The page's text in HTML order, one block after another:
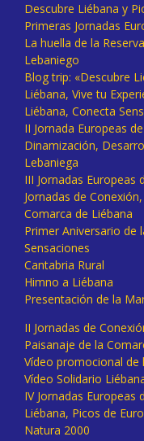
Descubre Liébana y
Primeras Jornadas
La huella de la
Lebaniego
Blog trip: «Descubre
Liébana, Vive tu
Liébana, Conecta
II Jornada Europeas
Dinamización,
Lebaniega
III Jornadas Europeas
Jornadas de
Comarca de Liébana
Primer Aniversario de
Sensaciones
Cantabria Rural
Himno a Liébana
Presentación de la
II Jornadas de
Paisanaje de la
Vídeo promocional de
Vídeo Solidario
IV Jornadas
Liébana, Picos de
Natura 2000